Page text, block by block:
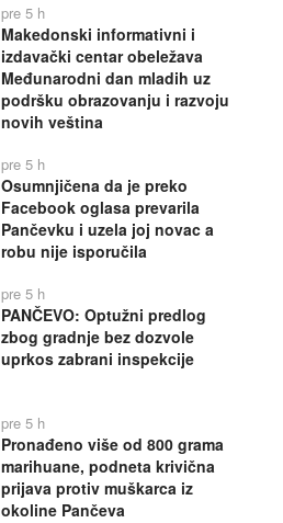
pre 5 h
Makedonski informativni i
izdavački centar obeležava
Međunarodni dan mladih uz
podršku obrazovanju i razvoju
novih veština
pre 5 h
Osumnjičena da je preko
Facebook oglasa prevarila
Pančevku i uzela joj novac a
robu nije isporučila
pre 5 h
PANČEVO: Optužni predlog
zbog gradnje bez dozvole
uprkos zabrani inspekcije
pre 5 h
Pronađeno više od 800 grama
marihuane, podneta krivična
prijava protiv muškarca iz
okoline Pančeva